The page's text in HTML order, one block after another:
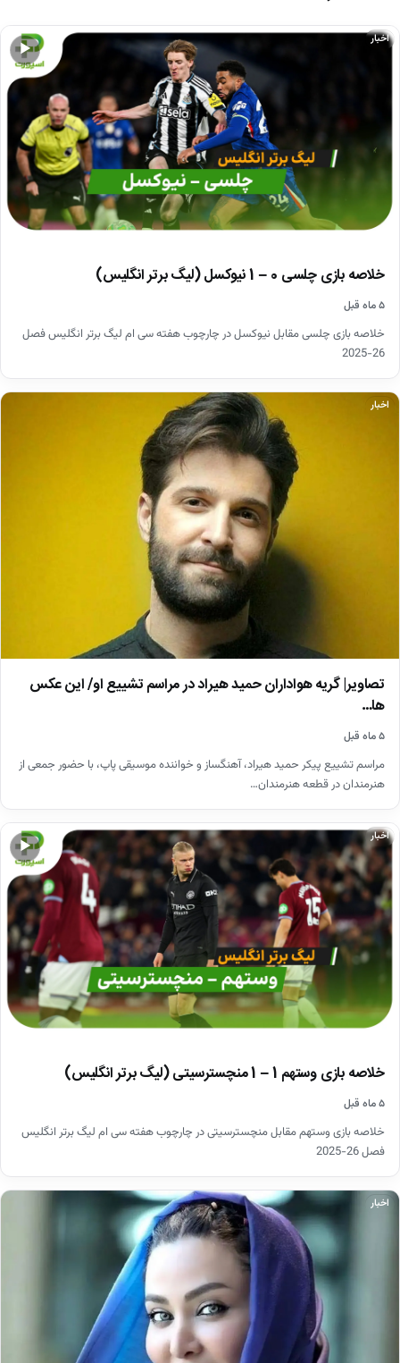
▶
اخبار
خلاصه بازی چلسی 0 – 1 نیوکسل (لیگ برتر انگلیس)
۵ ماه قبل
خلاصه بازی چلسی مقابل نیوکسل در چارچوب هفته سی ام لیگ برتر انگلیس فصل
26-2025
اخبار
تصاویر| گریه هواداران حمید هیراد در مراسم تشییع او/ این عکس
ها…
۵ ماه قبل
مراسم تشییع پیکر حمید هیراد، آهنگساز و خواننده موسیقی پاپ، با حضور جمعی از
هنرمندان در قطعه هنرمندان…
▶
اخبار
خلاصه بازی وستهم 1 – 1 منچسترسیتی (لیگ برتر انگلیس)
۵ ماه قبل
خلاصه بازی وستهم مقابل منچسترسیتی در چارچوب هفته سی ام لیگ برتر انگلیس
فصل 26-2025
اخبار